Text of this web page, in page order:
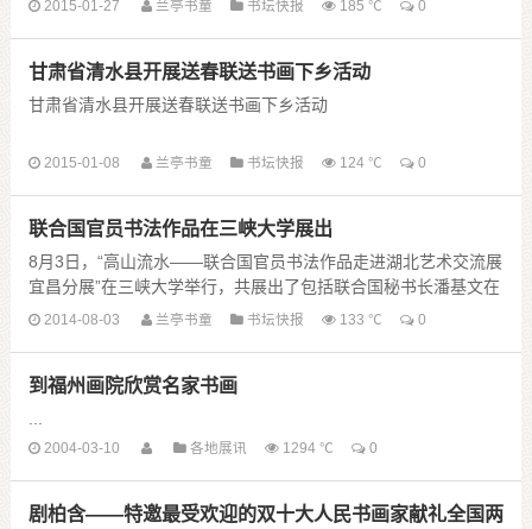
2015-01-27 兰亭书童 书坛快报 185 ℃ 0
甘肃省清水县开展送春联送书画下乡活动
甘肃省清水县开展送春联送书画下乡活动
1月6日，甘肃省清水县2015年科技文化卫生“三下乡”活动在白沙
2015-01-08 兰亭书童 书坛快报 124 ℃ 0
联合国官员书法作品在三峡大学展出
8月3日，“高山流水——联合国官员书法作品走进湖北艺术交流展
宜昌分展”在三峡大学举行，共展出了包括联合国秘书长潘基文在
内的联合国官员书法作品31件，宜昌地区艺术家书画作品24件，
2014-08-03 兰亭书童 书坛快报 133 ℃ 0
到福州画院欣赏名家书画
2004-03-10 各地展讯 1294 ℃ 0
剧柏含——特邀最受欢迎的双十大人民书画家献礼全国两